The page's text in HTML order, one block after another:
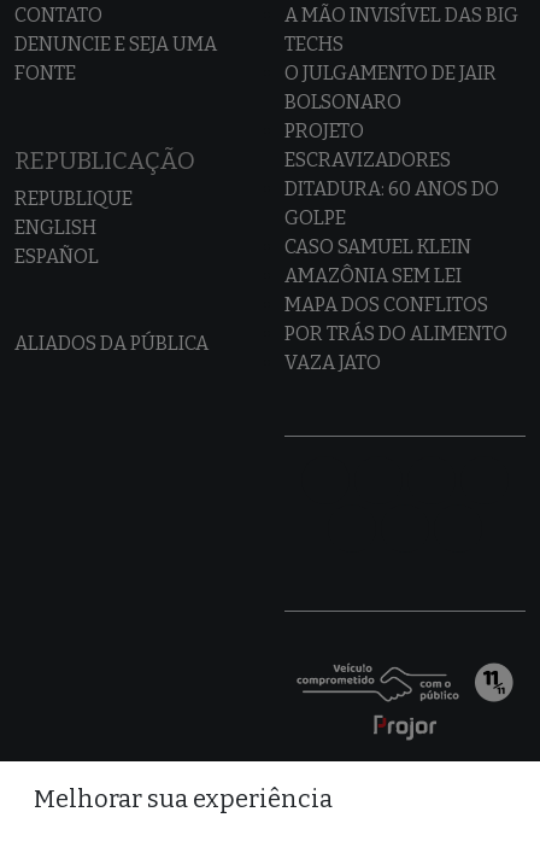
CONTATO
DENUNCIE E SEJA UMA
FONTE
REPUBLICAÇÃO
REPUBLIQUE
ENGLISH
ESPAÑOL
ALIADOS DA PÚBLICA
A MÃO INVISÍVEL DAS BIG
TECHS
O JULGAMENTO DE JAIR
BOLSONARO
PROJETO
ESCRAVIZADORES
DITADURA: 60 ANOS DO
GOLPE
CASO SAMUEL KLEIN
AMAZÔNIA SEM LEI
MAPA DOS CONFLITOS
POR TRÁS DO ALIMENTO
VAZA JATO
Melhorar sua experiência